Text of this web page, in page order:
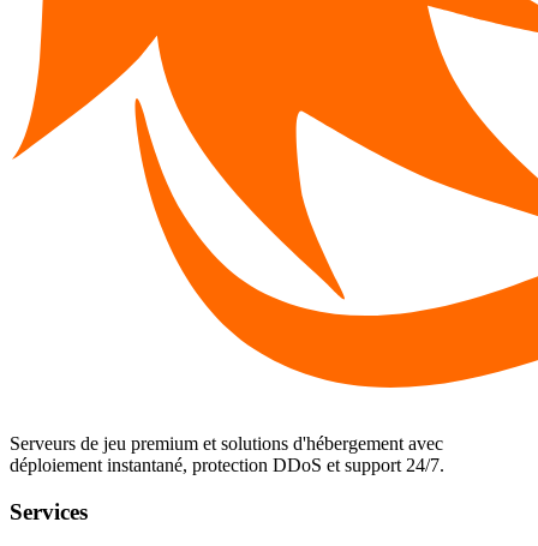
Serveurs de jeu premium et solutions d'hébergement avec
déploiement instantané, protection DDoS et support 24/7.
Services